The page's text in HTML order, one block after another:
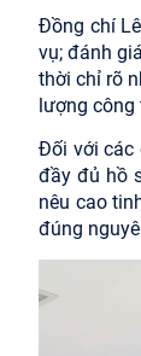
Đồng chí
vụ; đánh
thời chỉ rõ
lượng công
Đối với các
đầy đủ hồ
nêu cao
đúng